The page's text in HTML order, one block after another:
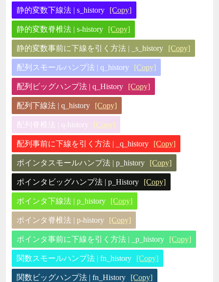
静的変数下線法 | s_history [Copy]
静的変数脊椎法 | s-history [Copy]
静的変数事前に下線を引く方法 | _s_history [Copy]
配列スモールハンプ法 | q_history [Copy]
配列ビッグハンプ法 | q_History [Copy]
配列下線法 | q_history [Copy]
配列脊椎法 | q-history [Copy]
配列事前に下線を引く方法 | _q_history [Copy]
ポインタスモールハンプ法 | p_history [Copy]
ポインタビッグハンプ法 | p_History [Copy]
ポインタ下線法 | p_history [Copy]
ポインタ脊椎法 | p-history [Copy]
ポインタ事前に下線を引く方法 | _p_history [Copy]
関数スモールハンプ法 | fn_history [Copy]
関数ビッグハンプ法 | fn_History [Copy]